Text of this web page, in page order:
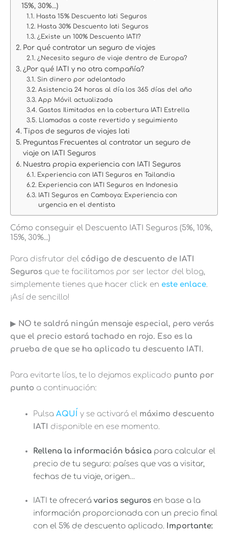
15%, 30%...)
Hasta 15% Descuento Iati Seguros
Hasta 30% Descuento Iati Seguros
¿Existe un 100% Descuento IATI?
Por qué contratar un seguro de viajes
¿Necesito seguro de viaje dentro de Europa?
¿Por qué IATI y no otra compañía?
Sin dinero por adelantado
Asistencia 24 horas al día los 365 días del año
App Móvil actualizada
Gastos Ilimitados en la cobertura IATI Estrella
Llamadas a coste revertido y seguimiento
Tipos de seguros de viajes Iati
Preguntas Frecuentes al contratar un seguro de
viaje on IATI Seguros
Nuestra propia experiencia con IATI Seguros
Experiencia con IATI Seguros en Tailandia
Experiencia con IATI Seguros en Indonesia
IATI Seguros en Camboya: Experiencia con
urgencia en el dentista
Cómo conseguir el Descuento IATI Seguros (5%, 10%,
15%, 30%...)
Para disfrutar del código de descuento de IATI
Seguros que te facilitamos por ser lector del blog,
simplemente tienes que hacer click en este enlace.
¡Así de sencillo!
▶︎ NO te saldrá ningún mensaje especial, pero verás
que el precio estará tachado en rojo. Eso es la
prueba de que se ha aplicado tu descuento IATI.
Para evitarte líos, te lo dejamos explicado punto por
punto a continuación:
Pulsa AQUÍ y se activará el máximo descuento
IATI disponible en ese momento.
Rellena la información básica para calcular el
precio de tu seguro: países que vas a visitar,
fechas de tu viaje, origen…
IATI te ofrecerá varios seguros en base a la
información proporcionada con un precio final
con el 5% de descuento aplicado. Importante: